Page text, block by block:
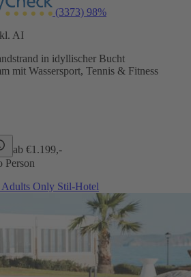
(3373) 98%
AI
in idyllischer Bucht
mit Wassersport, Tennis & Fitness
ab €1.199,-
Person
Only Stil-Hotel